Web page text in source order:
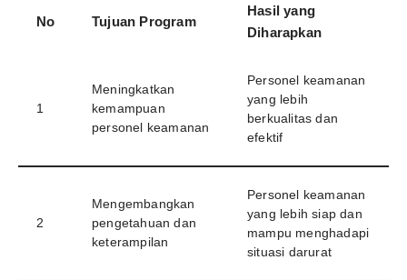
No Tujuan Program
Hasil yang
Diharapkan
1
Meningkatkan
kemampuan
personel keamanan
Personel keamanan
yang lebih
berkualitas dan
efektif
2
Mengembangkan
pengetahuan dan
keterampilan
Personel keamanan
yang lebih siap dan
mampu menghadapi
situasi darurat